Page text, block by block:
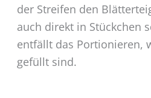
der Streifen den
auch direkt in Stückchen
entfällt das Portionieren,
gefüllt sind.